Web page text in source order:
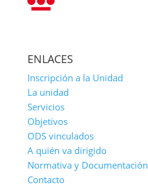
ENLACES
Inscripción a la Unidad
La unidad
Servicios
Objetivos
ODS vinculados
A quién va dirigido
Normativa y Documentación
Contacto